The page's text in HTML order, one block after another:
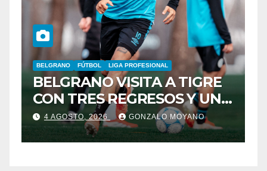
BELGRANO FÚTBOL LIGA PROFESIONAL
BELGRANO VISITA A TIGRE
CON TRES REGRESOS Y UNA
BAJA OBLIGADA
4 AGOSTO, 2026 GONZALO MOYANO